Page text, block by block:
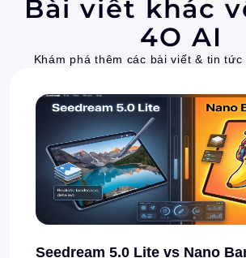
Bài viết khác
4O AI
Khám phá thêm các bài viết & tin tức
Seedream 5.0 Lite vs Nano